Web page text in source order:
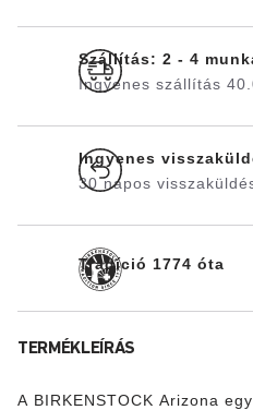
Szállítás: 2 - 4
Ingyenes szállítás
Ingyenes
30 napos
Tradíció 1774 óta
TERMÉKLEÍRÁS
A BIRKENSTOCK Arizona